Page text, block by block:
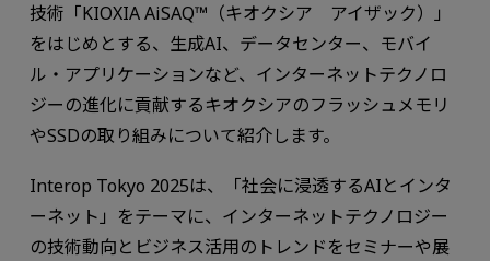
技術「KIOXIA AiSAQ™（キオクシア アイザック）」
をはじめとする、生成AI、データセンター、モバイ
ル・アプリケーションなど、インターネットテクノロ
ジーの進化に貢献するキオクシアのフラッシュメモリ
やSSDの取り組みについて紹介します。
Interop Tokyo 2025は、「社会に浸透するAIとインタ
ーネット」をテーマに、インターネットテクノロジー
の技術動向とビジネス活用のトレンドをセミナーや展